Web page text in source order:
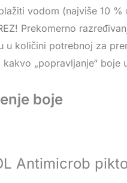
vodom (najviše 10 %
Prekomerno
u količini potrebnoj za
kakvo „popravljanje“
boje